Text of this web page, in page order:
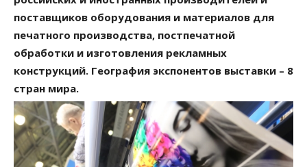
поставщиков оборудования и материалов для
печатного производства, постпечатной
обработки и изготовления рекламных
конструкций. География экспонентов выставки – 8
стран мира.